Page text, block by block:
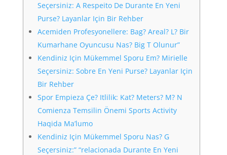
Seçersiniz: A Respeito De Durante En Yeni
Purse? Layanlar Için Bir Rehber
Acemiden Profesyonellere: Bag? Areal? L? Bir
Kumarhane Oyuncusu Nas? Big T Olunur”
Kendiniz Için Mükemmel Sporu Em? Mirielle
Seçersiniz: Sobre En Yeni Purse? Layanlar Için
Bir Rehber
Spor Empieza Çe? Itlilik: Kat? Meters? M? N
Comienza Temsilin Önemi Sports Activity
Haqida Ma’lumo
Kendiniz Için Mükemmel Sporu Nas? G
Seçersiniz:” “relacionada Durante En Yeni